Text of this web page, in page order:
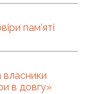
пам’яті
власники
в довгу»